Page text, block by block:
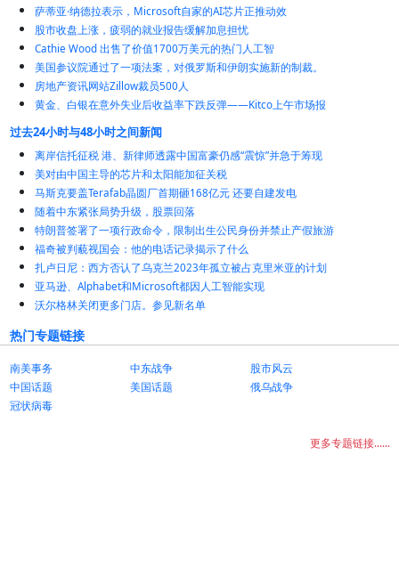
萨蒂亚·纳德拉表示，Microsoft自家的AI芯片正推动效
股市收盘上涨，疲弱的就业报告缓解加息担忧
Cathie Wood 出售了价值1700万美元的热门人工智
美国参议院通过了一项法案，对俄罗斯和伊朗实施新的制裁。
房地产资讯网站Zillow裁员500人
黄金、白银在意外失业后收益率下跌反弹——Kitco上午市场报
过去24小时与48小时之间新闻
离岸信托征税 港、新律师透露中国富豪仍感“震惊”并急于筹现
美对由中国主导的芯片和太阳能加征关税
马斯克要盖Terafab晶圆厂首期砸168亿元 还要自建发电
随着中东紧张局势升级，股票回落
特朗普签署了一项行政命令，限制出生公民身份并禁止产假旅游
福奇被判藐视国会：他的电话记录揭示了什么
扎卢日尼：西方否认了乌克兰2023年孤立被占克里米亚的计划
亚马逊、Alphabet和Microsoft都因人工智能实现
沃尔格林关闭更多门店。参见新名单
热门专题链接
南美事务 中东战争
股市风云
中国话题
美国话题
俄乌战争
冠状病毒
更多专题链接......